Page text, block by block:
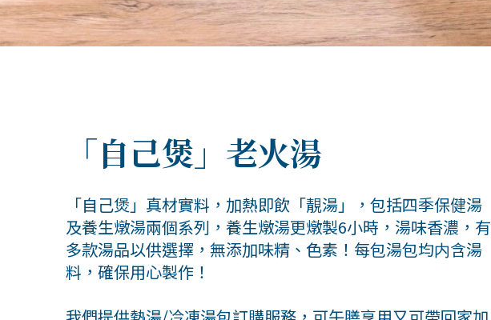
「自己煲」老火湯
「自己煲」真材實料，加熱即飲「靚湯」，包括四季保健湯
及養生燉湯兩個系列，養生燉湯更燉製6小時，湯味香濃，有
多款湯品以供選擇，無添加味精、色素！每包湯包均内含湯
料，確保用心製作！